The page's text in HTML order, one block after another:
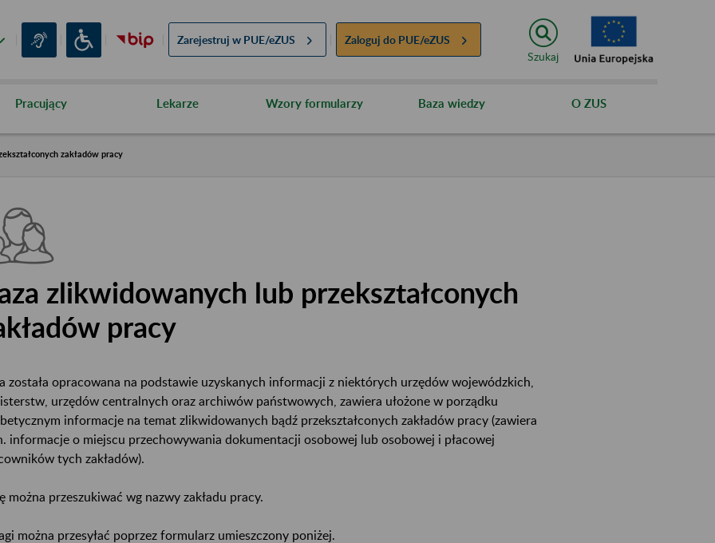
Zarejestruj w PUE/eZUS Zaloguj do PUE/eZUS
Szukaj
Pracujący Lekarze Wzory formularzy Baza wiedzy O ZUS
zakładów pracy
zlikwidowanych lub przekształconych
pracy
została opracowana na podstawie uzyskanych informacji z niektórych urzędów wojewódzkich,
urzędów centralnych oraz archiwów państwowych, zawiera ułożone w porządku
informacje na temat zlikwidowanych bądź przekształconych zakładów pracy (zawiera
informacje o miejscu przechowywania dokumentacji osobowej lub osobowej i płacowej
tych zakładów).
można przeszukiwać wg nazwy zakładu pracy.
można przesyłać poprzez formularz umieszczony poniżej.